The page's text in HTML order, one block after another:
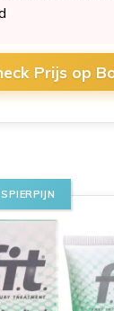
Prijs op